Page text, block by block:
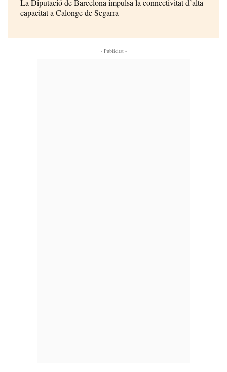
La Diputació de Barcelona impulsa la connectivitat d’alta
capacitat a Calonge de Segarra
- Publicitat -